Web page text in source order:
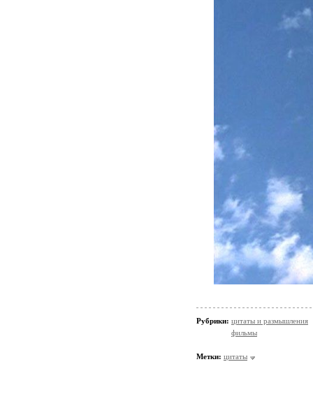
Рубрики: цитаты и размышления
фильмы
Метки: цитаты